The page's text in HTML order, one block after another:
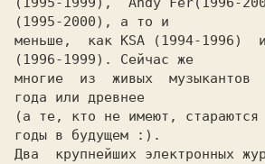
меньше,  как KSA
(1994-1996)
многие  из  живых  музыкантов
(а те, кто не имеют, стараются
годы в будущем :).
Два  крупнейших электронных